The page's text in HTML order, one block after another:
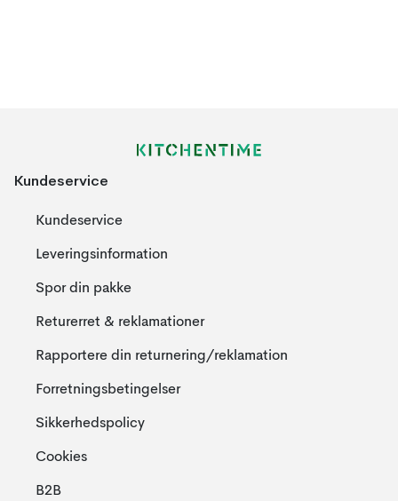
Kundeservice
Kundeservice
Leveringsinformation
Spor din pakke
Returerret & reklamationer
Rapportere din returnering/reklamation
Forretningsbetingelser
Sikkerhedspolicy
Cookies
B2B